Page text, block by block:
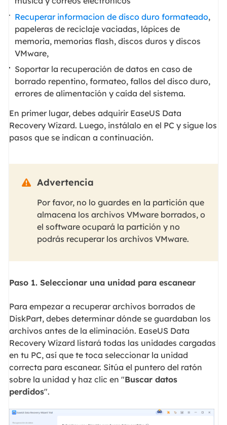
Recuperar informacion de disco duro formateado,
papeleras de reciclaje vaciadas, lápices de
memoria, memorias flash, discos duros y discos
VMware,
Soportar la recuperación de datos en caso de
borrado repentino, formateo, fallos del disco duro,
errores de alimentación y caída del sistema.
En primer lugar, debes adquirir EaseUS Data
Recovery Wizard. Luego, instálalo en el PC y sigue los
pasos que se indican a continuación.
 Advertencia
Por favor, no lo guardes en la partición que
almacena los archivos VMware borrados, o
el software ocupará la partición y no
podrás recuperar los archivos VMware.
Paso 1. Seleccionar una unidad para escanear
Para empezar a recuperar archivos borrados de
DiskPart, debes determinar dónde se guardaban los
archivos antes de la eliminación. EaseUS Data
Recovery Wizard listará todas las unidades cargadas
en tu PC, así que te toca seleccionar la unidad
correcta para escanear. Sitúa el puntero del ratón
sobre la unidad y haz clic en "Buscar datos
perdidos".